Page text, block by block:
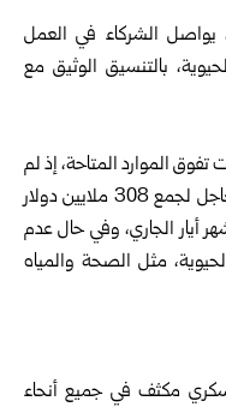
يواصل الشركاء في العمل
بالتنسيق الوثيق مع
تفوق الموارد المتاحة، إذ لم
‏يتم تمويل سوى 41% فقط من النداء العاجل لجمع 308 ملايين دولار
أيار الجاري، وفي حال عدم
مثل الصحة والمياه
مكثف في جميع أنحاء